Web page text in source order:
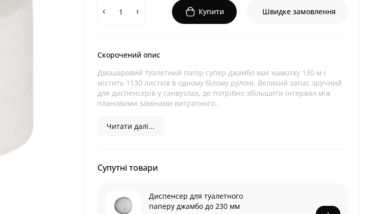
Купити Швидке замовлення
Скорочений опис
Двошаровий туалетний папір супер джамбо має намотку 130 м і
містить 1130 листків в одному білому рулоні. Великий запас зручний
для диспенсерів у санвузлах, де потрібно збільшити інтервал між
плановими замінами витратного...
Читати далі...
Супутні товари
Диспенсер для туалетного
паперу джамбо до 230 мм